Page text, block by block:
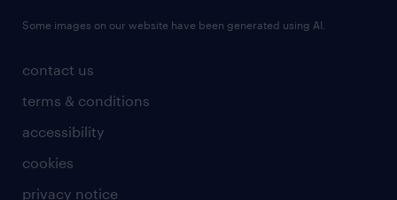
contact us
terms & conditions
accessibility
cookies
privacy notice
Some images on our website have been generated using AI.